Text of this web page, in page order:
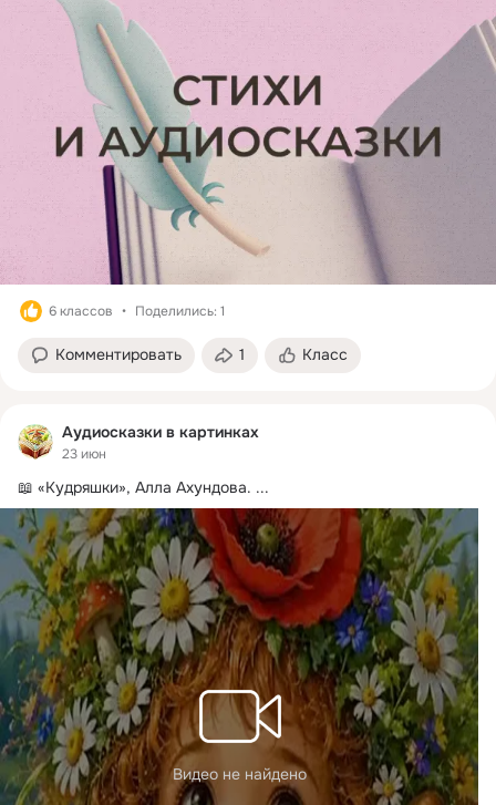
6 классов Поделились: 1
Комментировать 1 Класс
Аудиосказки в картинках
23 июн
📖 «Кудряшки», Алла Ахундова. ...
Видео не найдено